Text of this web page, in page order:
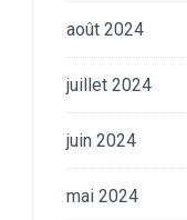
août 2024
juillet 2024
juin 2024
mai 2024